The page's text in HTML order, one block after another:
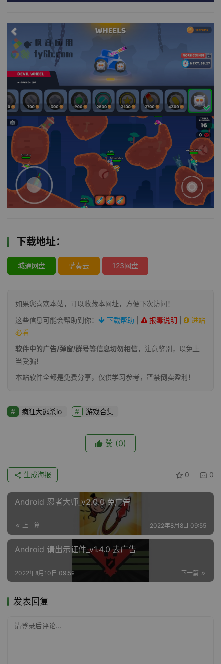
下载地址：
城通网盘 蓝奏云 123网盘
如果您喜欢本站，可以收藏本网址，方便下次访问！
这些信息可能会帮助到你：
下载帮助 报毒说明
进站
必看
软件中的广告/弹窗/群号等信息切勿相信，注意鉴别，以免上
当受骗！
本站软件全都是免费分享，仅供学习参考，严禁倒卖盈利！
疯狂大逃杀io 游戏合集
赞 (0)
0 0
生成海报
Android 忍者大师_v2.0.0 免广告
上一篇 2022年8月8日 09:55
Android 请出示证件_v1.4.0 去广告
下一篇
2022年8月10日 09:59
发表回复
请登录后评论...